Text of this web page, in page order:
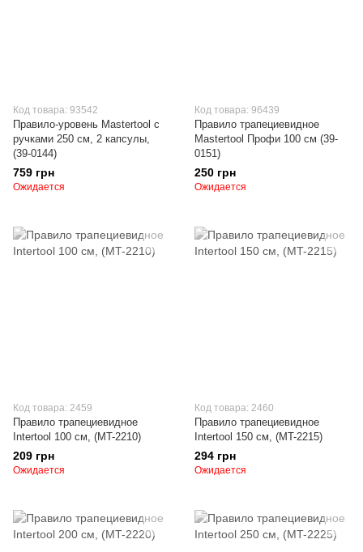
Код товара: 93542
Правило-уровень Mastertool с
ручками 250 см, 2 капсулы,
(39-0144)
759 грн
Ожидается
Код товара: 96439
Правило трапециевидное
Mastertool Профи 100 см (39-
0151)
250 грн
Ожидается
Код товара: 2459
Правило трапециевидное
Intertool 100 см, (MT-2210)
209 грн
Ожидается
Код товара: 2460
Правило трапециевидное
Intertool 150 см, (MT-2215)
294 грн
Ожидается